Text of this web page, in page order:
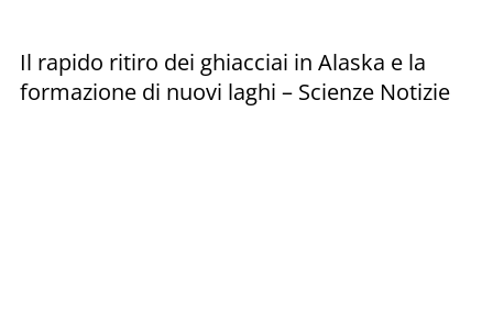
Il rapido ritiro dei ghiacciai in Alaska e la
formazione di nuovi laghi – Scienze Notizie